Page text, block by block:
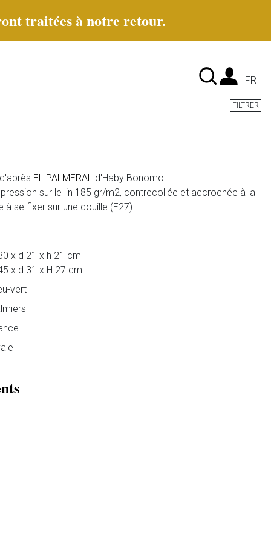
traitées à notre retour.
FR
FILTRER
EL PALMERAL d'Haby Bonomo.
sur le lin 185 gr/m2, contrecollée et accrochée à la
à se fixer sur une douille (E27).
x d 21 x h 21 cm
x d 31 x H 27 cm
vert